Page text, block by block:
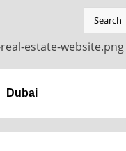
Dubai